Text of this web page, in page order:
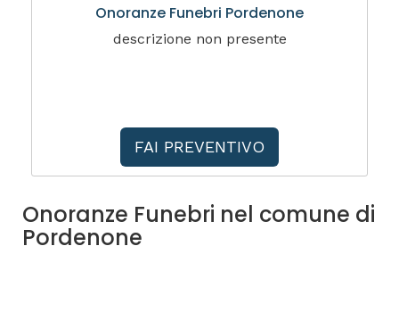
Onoranze Funebri Pordenone
descrizione non presente
FAI PREVENTIVO
Onoranze Funebri nel comune di
Pordenone